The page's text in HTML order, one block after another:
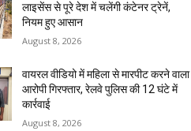
लाइसेंस से पूरे देश में चलेंगी कंटेनर ट्रेनें,
नियम हुए आसान
August 8, 2026
वायरल वीडियो में महिला से मारपीट करने वाला
आरोपी गिरफ्तार, रेलवे पुलिस की 12 घंटे में
कार्रवाई
August 8, 2026